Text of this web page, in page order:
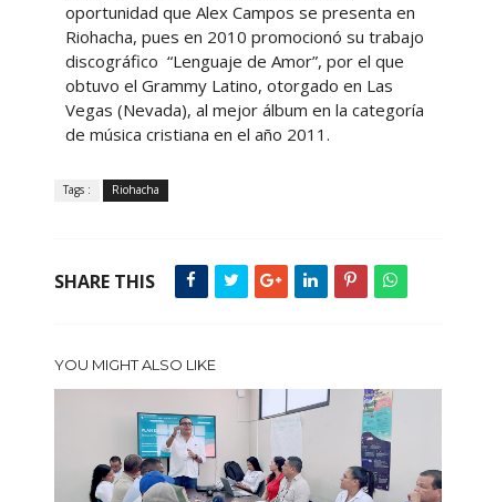
oportunidad que Alex Campos se presenta en
Riohacha, pues en 2010 promocionó su trabajo
discográfico “Lenguaje de Amor”, por el que
obtuvo el Grammy Latino, otorgado en Las
Vegas (Nevada), al mejor álbum en la categoría
de música cristiana en el año 2011.
Tags : Riohacha
SHARE THIS
YOU MIGHT ALSO LIKE